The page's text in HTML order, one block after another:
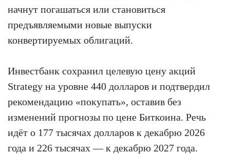
начнут погашаться или становиться
предъявляемыми новые выпуски
конвертируемых облигаций.
Инвестбанк сохранил целевую цену акций
Strategy на уровне 440 долларов и подтвердил
рекомендацию «покупать», оставив без
изменений прогнозы по цене Биткоина. Речь
идёт о 177 тысячах долларов к декабрю 2026
года и 226 тысячах — к декабрю 2027 года.